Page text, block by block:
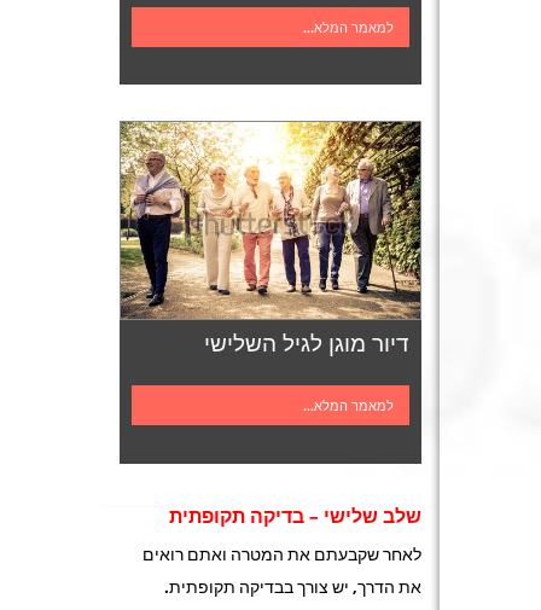
למאמר המלא...
דיור מוגן לגיל השלישי
למאמר המלא...
שלב שלישי – בדיקה תקופתית
לאחר שקבעתם את המטרה ואתם רואים
את הדרך, יש צורך בבדיקה תקופתית.